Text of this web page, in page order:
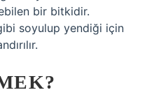
bir bitkidir.
soyulup yendiği için